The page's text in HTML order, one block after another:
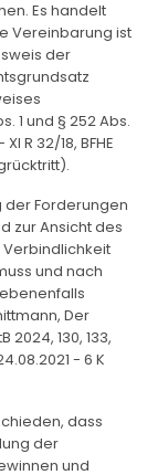
Es handelt
Vereinbarung ist
der
1 und § 252 Abs.
R 32/18, BFHE
Forderungen
zur Ansicht des
und nach
Der
130, 133,
- 6 K
dass
der
und